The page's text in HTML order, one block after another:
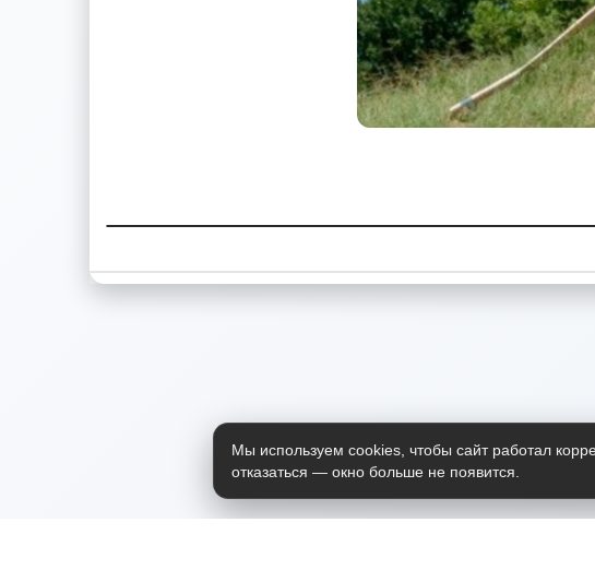
Мы используем cookies, чтобы сайт работал
отказаться — окно больше не появится.